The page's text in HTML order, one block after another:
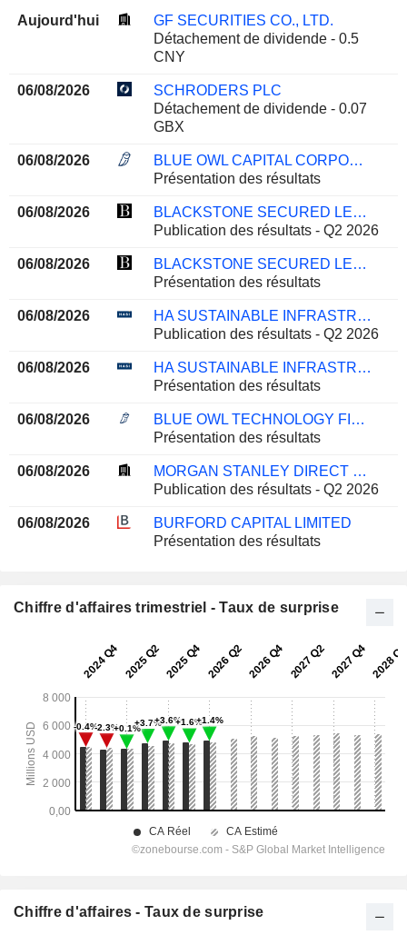
Aujourd'hui
GF SECURITIES CO., LTD.
Détachement de dividende - 0.5
CNY
06/08/2026
SCHRODERS PLC
Détachement de dividende - 0.07
GBX
06/08/2026
BLUE OWL CAPITAL CORPORATION
Présentation des résultats
06/08/2026
BLACKSTONE SECURED LENDING FUND
Publication des résultats - Q2 2026
06/08/2026
BLACKSTONE SECURED LENDING FUND
Présentation des résultats
06/08/2026
HA SUSTAINABLE INFRASTRUCTURE CAPITAL, INC.
Publication des résultats - Q2 2026
06/08/2026
HA SUSTAINABLE INFRASTRUCTURE CAPITAL, INC.
Présentation des résultats
06/08/2026
BLUE OWL TECHNOLOGY FINANCE CORP.
Présentation des résultats
06/08/2026
MORGAN STANLEY DIRECT LENDING FUND
Publication des résultats - Q2 2026
06/08/2026
BURFORD CAPITAL LIMITED
Présentation des résultats
Chiffre d'affaires trimestriel - Taux de surprise
Chiffre d'affaires - Taux de surprise